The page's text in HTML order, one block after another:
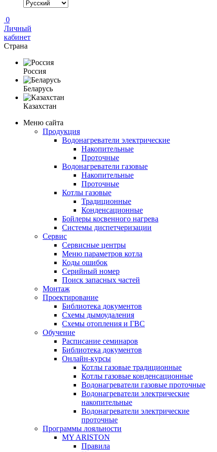
0
Личный
кабинет
Страна
Россия
Беларусь
Казахстан
Меню сайта
Продукция
Водонагреватели электрические
Накопительные
Проточные
Водонагреватели газовые
Накопительные
Проточные
Котлы газовые
Традиционные
Конденсационные
Бойлеры косвенного нагрева
Системы диспетчеризации
Сервис
Сервисные центры
Меню параметров котла
Коды ошибок
Серийный номер
Поиск запасных частей
Монтаж
Проектирование
Библиотека документов
Схемы дымоудаления
Схемы отопления и ГВС
Обучение
Расписание семинаров
Библиотека документов
Онлайн-курсы
Котлы газовые традиционные
Котлы газовые конденсационные
Водонагреватели газовые проточные
Водонагреватели электрические
накопительные
Водонагреватели электрические
проточные
Программы лояльности
MY ARISTON
Правила